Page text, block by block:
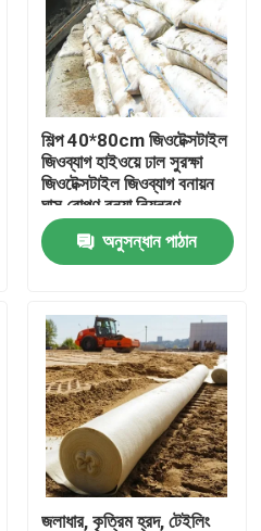
শিল্প 40*80cm জিওটেক্সটাইল
জিওব্যাগ হাইওয়ে ঢাল সুরক্ষা
জিওটেক্সটাইল জিওব্যাগ বনায়ন
ঘাস রোপণ বন্যা নিয়ন্ত্রণ
জিওটেক্সটাইল জিওব্যাগ
অনুসন্ধান পাঠান
জলাধার, কৃত্রিম হ্রদ, টেইলিং